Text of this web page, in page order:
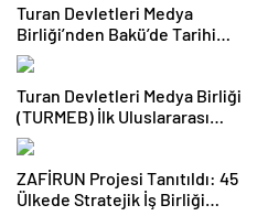
Turan Devletleri Medya
Birliği’nden Bakü’de Tarihi
Adım
Turan Devletleri Medya Birliği
(TURMEB) İlk Uluslararası
Medya Buluşmasını Bakü’de
Gerçekleştiriyor
ZAFİRUN Projesi Tanıtıldı: 45
Ülkede Stratejik İş Birliği